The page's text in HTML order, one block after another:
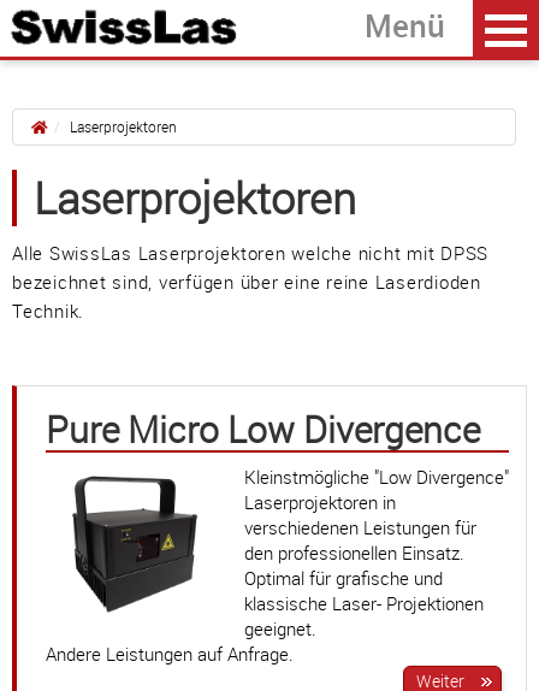
Home
Pure Micro Low Divergence
NEW Pure Compact HP
Pure Compact Low Divergence
Güller AG
Tägerhardring 7
5436 Würenlos • Switzerland
info@swisslas.ch
+41 (0)56 424 16 71
+41 (0)56 424 13 71
Laserprojektoren
Laserprojektoren
Alle SwissLas Laserprojektoren welche nicht mit DPSS
bezeichnet sind, verfügen über eine reine Laserdioden
Technik.
Pure Micro Low Divergence
Kleinstmögliche "Low Divergence"
Laserprojektoren in
verschiedenen Leistungen für
den professionellen Einsatz.
Optimal für grafische und
klassische Laser- Projektionen
geeignet.
Andere Leistungen auf Anfrage.